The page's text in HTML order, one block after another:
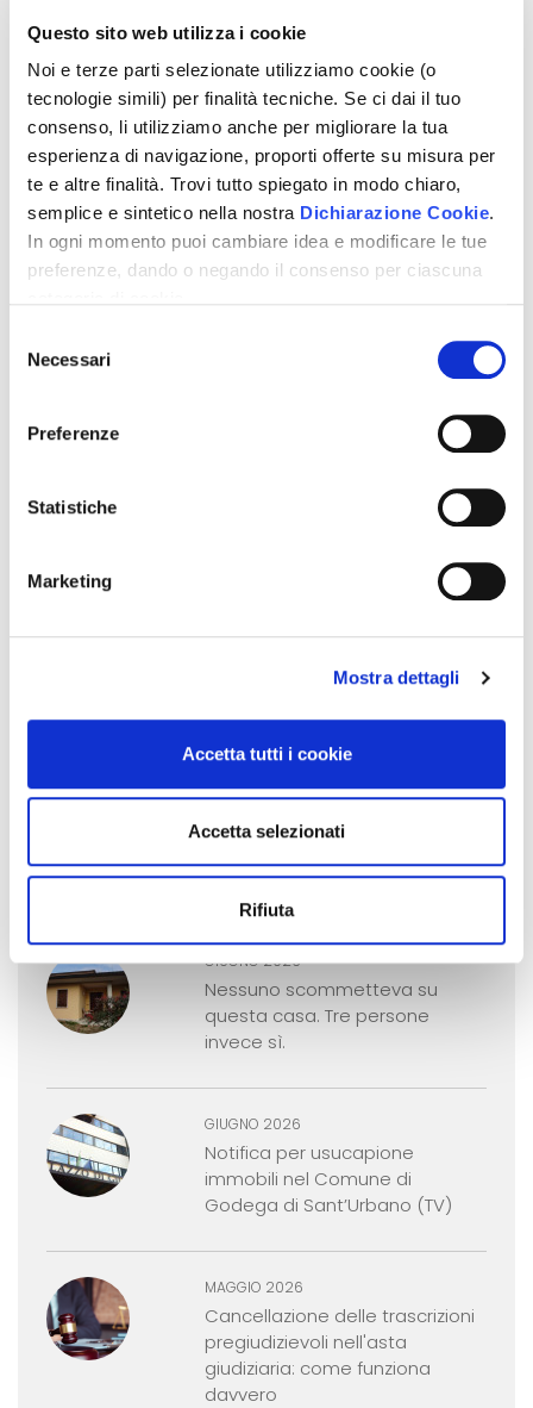
Questo sito web utilizza i cookie
Noi e terze parti selezionate utilizziamo cookie (o
tecnologie simili) per finalità tecniche. Se ci dai il tuo
consenso, li utilizziamo anche per migliorare la tua
esperienza di navigazione, proporti offerte su misura per
te e altre finalità. Trovi tutto spiegato in modo chiaro,
semplice e sintetico nella nostra Dichiarazione Cookie.
In ogni momento puoi cambiare idea e modificare le tue
preferenze, dando o negando il consenso per ciascuna
chiaro, semplice e sintetico, vai a vedere la nostra
"Accetto tutti i cookie"se
vuoi dare il tuo consenso, altrimenti spunta le categorie e
"Accetta selezionati"
banner non esprimi alcuna scelta e ti chiederemo di
delNecessari
Preferenze
Statistiche
Marketing
Mostra dettagli
Accetta tutti i cookie
Accetta selezionati
Rifiuta
Sub. 1, Categoria F/1, Consistenza 360 m2; Catasto
Categoria A/7, Classe 1, Consistenza 8 vani, Rendita:
Euro 785,01; Catasto Fabbricati, Sez. Urbana, al Foglio
2, Part. 451, Sub. 3, Categoria C/6, Classe 3,
Consistenza 14 m2, Rendita: Euro 18,08.
Avv. Serena Antonia Luisa Corongiu
Avv. Elisabetta Fortuna Avv. Omar Vanin
Scarica la notifica
Ultimi articoli Aste33
Cortina d'Ampezzo, un opificio
aggiudicato a €780.000: cosa
vendita complessa
GIUGNO 2026
Nessuno scommetteva su
questa casa. Tre persone
invece sì.
GIUGNO 2026
Notifica per usucapione
immobili nel Comune di
Godega di Sant’Urbano (TV)
MAGGIO 2026
Cancellazione delle trascrizioni
pregiudizievoli nell'asta
giudiziaria: come funziona
davvero